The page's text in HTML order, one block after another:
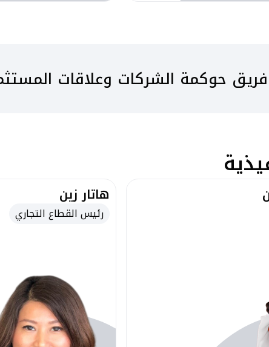
فريق حوكمة الشركات وعلاقات
هاتار زين
رئيس القطاع التجاري